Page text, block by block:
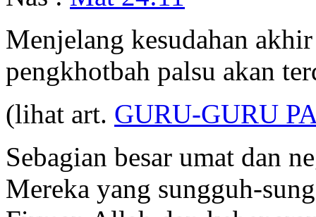
Menjelang kesudahan
pengkhotbah palsu akan
(lihat art. GURU-GURU
Sebagian besar umat dan
Mereka yang sungguh-